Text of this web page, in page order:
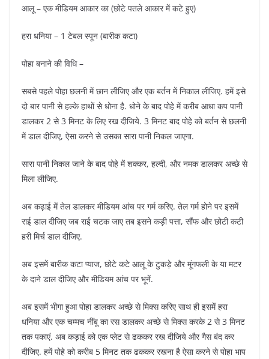
आलू – एक मीडियम आकार का (छोटे पतले आकार में कटे हुए)
हरा धनिया – 1 टेबल स्पून (बारीक कटा)
पोहा बनाने की विधि –
सबसे पहले पोहा छलनी में छान लीजिए और एक बर्तन में निकाल लीजिए. हमें इसे
दो बार पानी से हल्के हाथों से धोना है. धोने के बाद पोहे में करीब आधा कप पानी
डालकर 2 से 3 मिनट के लिए रख दीजिये. 3 मिनट बाद पोहे को बर्तन से छलनी
में डाल दीजिए, ऐसा करने से उसका सारा पानी निकल जाएगा.
सारा पानी निकल जाने के बाद पोहे में शक्कर, हल्दी, और नमक डालकर अच्छे से
मिला लीजिए.
अब कढ़ाई में तेल डालकर मीडियम आंच पर गर्म करिए. तेल गर्म होने पर इसमें
राई डाल दीजिए जब राई चटक जाए तब इसने कड़ी पत्ता, सौंफ और छोटी कटी
हरी मिर्च डाल दीजिए.
अब इसमें बारीक कटा प्याज, छोटे कटे आलू के टुकड़े और मूंगफली के या मटर
के दाने डाल दीजिए और मीडियम आंच पर भूनें.
अब इसमें भीगा हुआ पोहा डालकर अच्छे से मिक्स करिए साथ ही इसमें हरा
धनिया और एक चम्मच नींबू का रस डालकर अच्छे से मिक्स करके 2 से 3 मिनट
तक पकाएं. अब कड़ाई को एक प्लेट से ढककर रख दीजिये और गैस बंद कर
दीजिए. हमें पोहे को करीब 5 मिनट तक ढककर रखना है ऐसा करने से पोहा भाप